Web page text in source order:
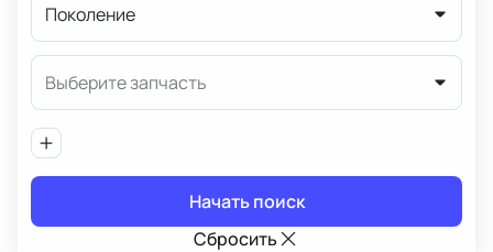
Поколение
Выберите запчасть
Начать поиск
Сбросить